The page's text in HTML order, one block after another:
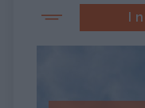
I